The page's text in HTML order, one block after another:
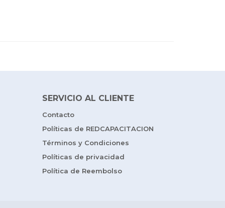
SERVICIO AL CLIENTE
Contacto
Políticas de REDCAPACITACION
Términos y Condiciones
Políticas de privacidad
Política de Reembolso